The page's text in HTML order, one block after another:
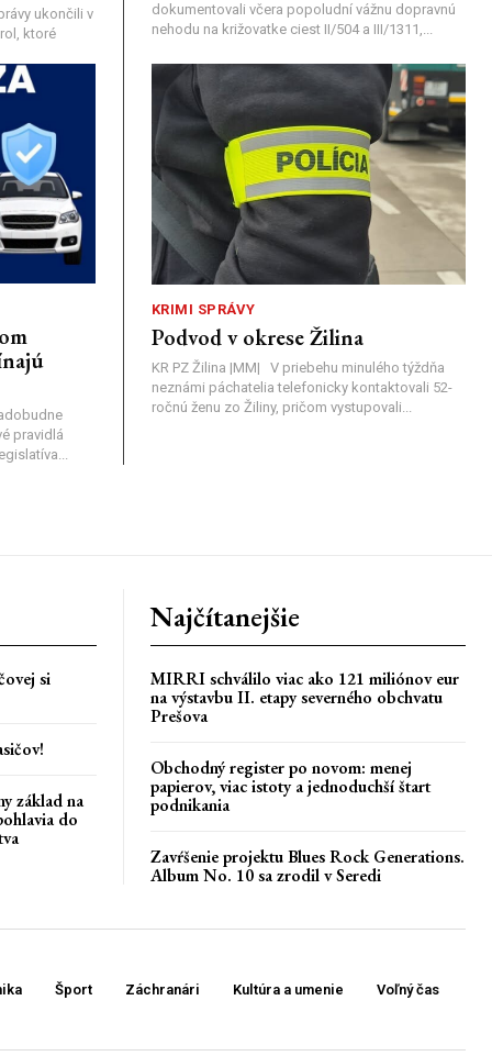
ukončili v
ktoré
dokumentovali včera popoludní vážnu dopravnú
nehodu na križovatke ciest II/504 a III/1311,...
pravidlá
KRIMI SPRÁVY
Podvod v okrese Žilina
KR PZ Žilina |MM| V priebehu minulého týždňa
neznámi páchatelia telefonicky kontaktovali 52-
ročnú ženu zo Žiliny, pričom vystupovali...
si
základ na
do
Najčítanejšie
MIRRI schválilo viac ako 121 miliónov eur
na výstavbu II. etapy severného obchvatu
Prešova
Obchodný register po novom: menej
papierov, viac istoty a jednoduchší štart
podnikania
Zavŕšenie projektu Blues Rock Generations.
Album No. 10 sa zrodil v Seredi
Šport Záchranári Kultúra a umenie Voľný čas